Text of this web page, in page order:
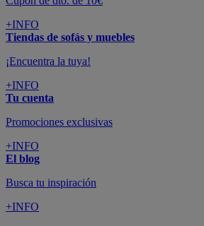
+INFO
Tiendas de sofás y muebles
¡Encuentra la tuya!
+INFO
Tu cuenta
Promociones exclusivas
+INFO
El blog
Busca tu inspiración
+INFO